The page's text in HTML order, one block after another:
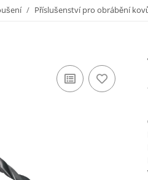
Příslušenství pro obrábění